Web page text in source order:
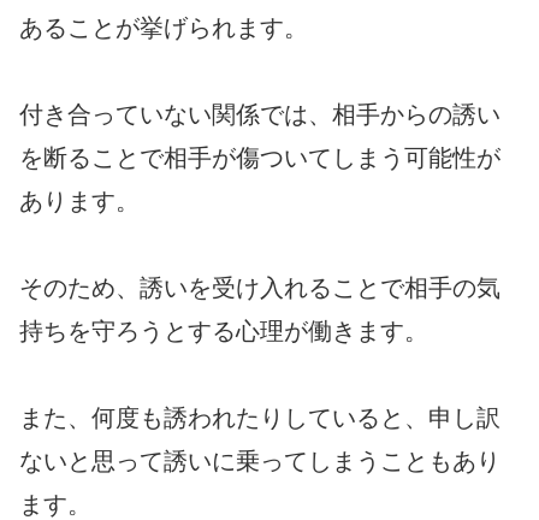
あることが挙げられます。
付き合っていない関係では、相手からの誘い
を断ることで相手が傷ついてしまう可能性が
あります。
そのため、誘いを受け入れることで相手の気
持ちを守ろうとする心理が働きます。
また、何度も誘われたりしていると、申し訳
ないと思って誘いに乗ってしまうこともあり
ます。